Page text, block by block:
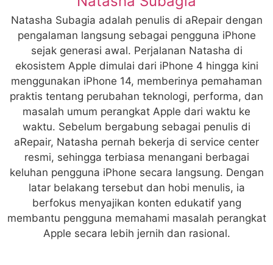
Natasha Subagia adalah penulis di aRepair dengan
pengalaman langsung sebagai pengguna iPhone
sejak generasi awal. Perjalanan Natasha di
ekosistem Apple dimulai dari iPhone 4 hingga kini
menggunakan iPhone 14, memberinya pemahaman
praktis tentang perubahan teknologi, performa, dan
masalah umum perangkat Apple dari waktu ke
waktu. Sebelum bergabung sebagai penulis di
aRepair, Natasha pernah bekerja di service center
resmi, sehingga terbiasa menangani berbagai
keluhan pengguna iPhone secara langsung. Dengan
latar belakang tersebut dan hobi menulis, ia
berfokus menyajikan konten edukatif yang
membantu pengguna memahami masalah perangkat
Apple secara lebih jernih dan rasional.